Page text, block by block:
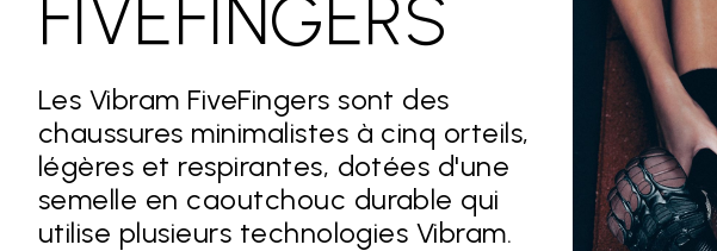
FIVEFINGERS
Les Vibram FiveFingers sont des
chaussures minimalistes à cinq orteils,
légères et respirantes, dotées d'une
semelle en caoutchouc durable qui
utilise plusieurs technologies Vibram.